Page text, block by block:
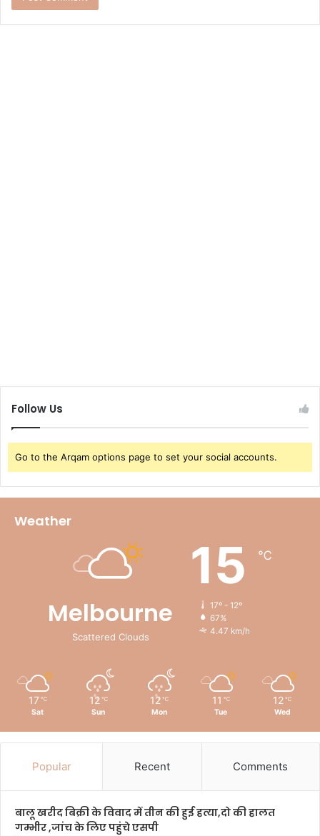
Follow Us
Go to the Arqam options page to set your social accounts.
Weather
Melbourne
Scattered Clouds
15 ℃
17º - 12º
67%
4.47 km/h
17 ℃
Sat
12 ℃
Sun
12 ℃
Mon
11 ℃
Tue
12 ℃
Wed
Popular Recent Comments
बालू खरीद बिक्री के विवाद में तीन की हुई हत्या,दो की हालत
गम्भीर ,जांच के लिए पहुंचे एसपी